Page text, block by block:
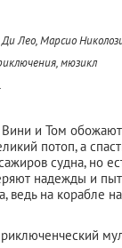
Лео, Марсио
мюзикл
и Том
потоп, а
судна, но
надежды и
ведь на корабле